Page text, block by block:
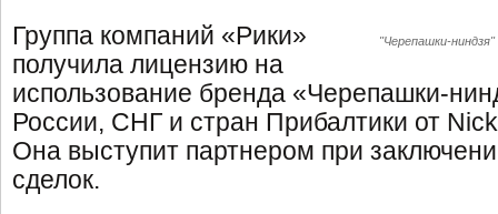
"Черепашки-ниндзя"
Группа компаний «Рики»
получила лицензию на
использование бренда «Черепашки-
России, СНГ и стран Прибалтики от
Она выступит партнером при
сделок.